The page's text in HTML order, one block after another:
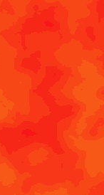
软件、想说就说论